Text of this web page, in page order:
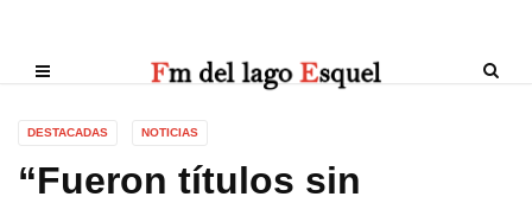
DESTACADAS NOTICIAS
“Fueron títulos sin